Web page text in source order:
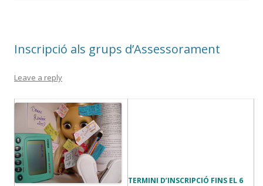
Inscripció als grups d’Assessorament
Leave a reply
TERMINI D’INSCRIPCIÓ FINS EL 6